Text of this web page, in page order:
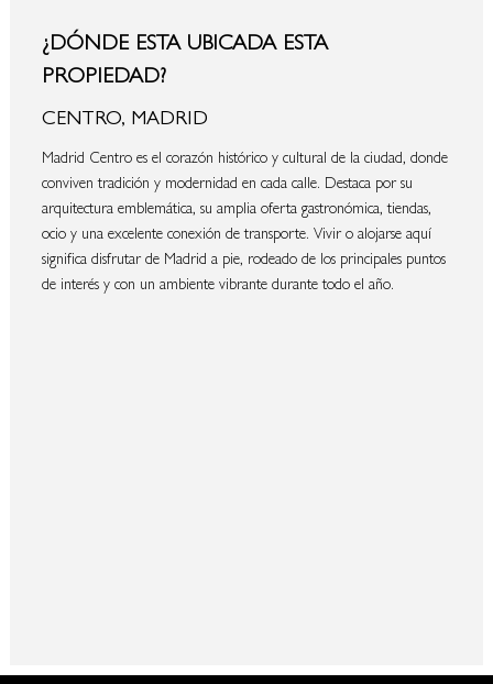
¿DÓNDE ESTA UBICADA ESTA
PROPIEDAD?
CENTRO, MADRID
Madrid Centro es el corazón histórico y cultural de la ciudad, donde
conviven tradición y modernidad en cada calle. Destaca por su
arquitectura emblemática, su amplia oferta gastronómica, tiendas,
ocio y una excelente conexión de transporte. Vivir o alojarse aquí
significa disfrutar de Madrid a pie, rodeado de los principales puntos
de interés y con un ambiente vibrante durante todo el año.